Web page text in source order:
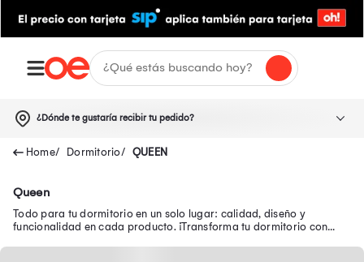
¿Dónde te gustaría recibir tu pedido?
Dormitorio QUEEN
Queen
Todo para tu dormitorio en un solo lugar: calidad, diseño y
funcionalidad en cada producto. ¡Transforma tu dormitorio con